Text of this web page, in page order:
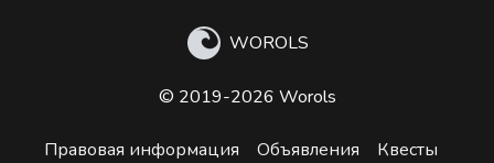
WOROLS
© 2019-2026 Worols
Правовая информация Объявления Квесты